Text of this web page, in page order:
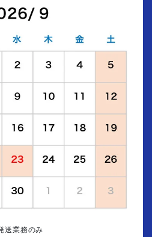
送業務のみ